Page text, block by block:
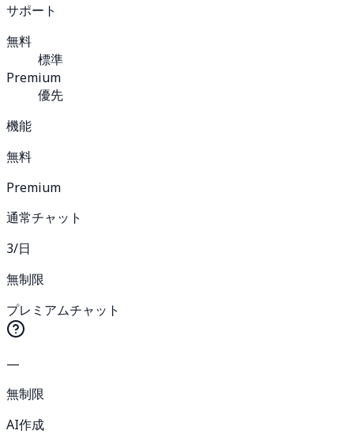
サポート
無料
標準
Premium
優先
機能
無料
Premium
通常チャット
3/日
無制限
プレミアムチャット
—
無制限
AI作成